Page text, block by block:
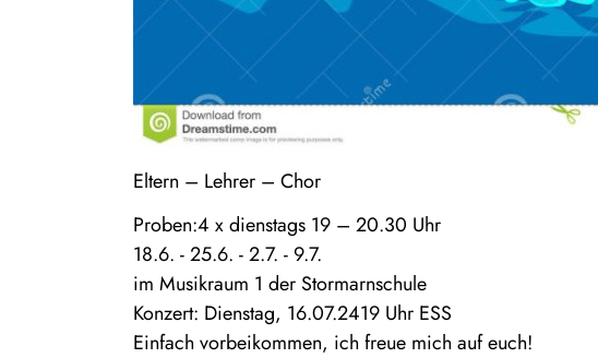
Eltern – Lehrer – Chor
Proben:4 x dienstags 19 – 20.30 Uhr
18.6. - 25.6. - 2.7. - 9.7.
im Musikraum 1 der Stormarnschule
Konzert: Dienstag, 16.07.2419 Uhr ESS
Einfach vorbeikommen, ich freue mich aufeuch!